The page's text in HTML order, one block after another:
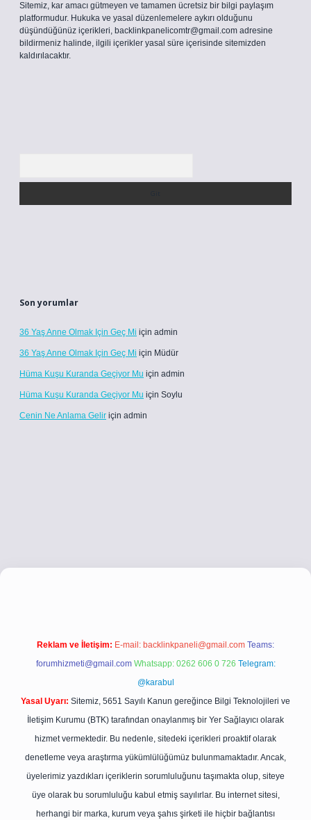
Sitemiz, kar amacı gütmeyen ve tamamen ücretsiz bir bilgi paylaşım
platformudur. Hukuka ve yasal düzenlemelere aykırı olduğunu
düşündüğünüz içerikleri, backlinkpanelicomtr@gmail.com adresine
bildirmeniz halinde, ilgili içerikler yasal süre içerisinde sitemizden
kaldırılacaktır.
Son yorumlar
36 Yaş Anne Olmak Için Geç Mi için admin
36 Yaş Anne Olmak Için Geç Mi için Müdür
Hüma Kuşu Kuranda Geçiyor Mu için admin
Hüma Kuşu Kuranda Geçiyor Mu için Soylu
Cenin Ne Anlama Gelir için admin
betci girişbetci girişhiltonbet yeni giriş
Reklam ve İletişim: E-mail: backlinkpaneli@gmail.com Teams:
forumhizmeti@gmail.com Whatsapp: 0262 606 0 726 Telegram:
@karabul
Yasal Uyarı: Sitemiz, 5651 Sayılı Kanun gereğince Bilgi Teknolojileri ve
İletişim Kurumu (BTK) tarafından onaylanmış bir Yer Sağlayıcı olarak
hizmet vermektedir. Bu nedenle, sitedeki içerikleri proaktif olarak
denetleme veya araştırma yükümlülüğümüz bulunmamaktadır. Ancak,
üyelerimiz yazdıkları içeriklerin sorumluluğunu taşımakta olup, siteye
üye olarak bu sorumluluğu kabul etmiş sayılırlar. Bu internet sitesi,
herhangi bir marka, kurum veya şahıs şirketi ile hiçbir bağlantısı